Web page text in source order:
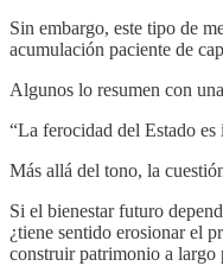
Sin embargo, este tipo de
acumulación paciente de
Algunos lo resumen con
“La ferocidad del Estado es
Más allá del tono, la
Si el bienestar futuro
¿tiene sentido erosionar el
construir patrimonio a largo